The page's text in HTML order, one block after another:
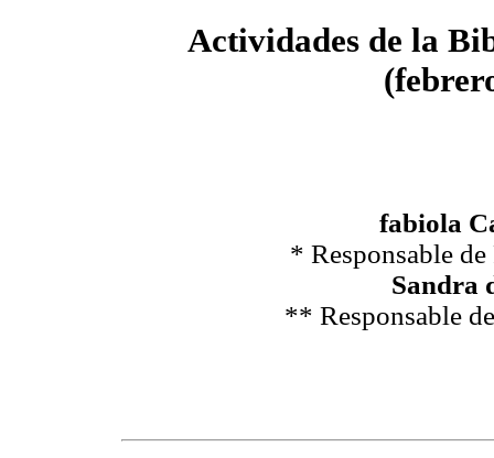
Actividades de la
fabiola
* Responsable
Sandra
** Responsable